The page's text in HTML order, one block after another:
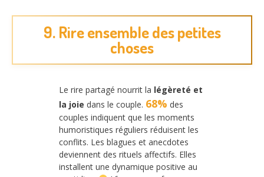
9. Rire ensemble des petites
choses
Le rire partagé nourrit la légèreté et
la joie dans le couple. 68% des
couples indiquent que les moments
humoristiques réguliers réduisent les
conflits. Les blagues et anecdotes
deviennent des rituels affectifs. Elles
installent une dynamique positive au